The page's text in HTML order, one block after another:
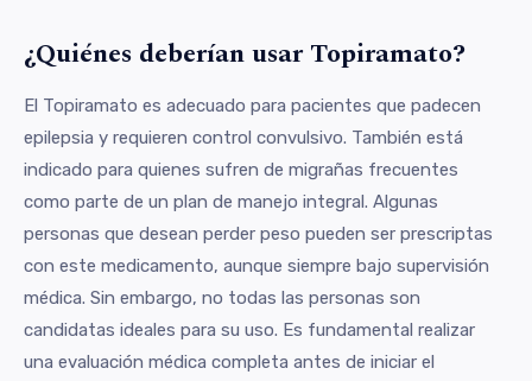
¿Quiénes deberían usar Topiramato?
El Topiramato es adecuado para pacientes que padecen
epilepsia y requieren control convulsivo. También está
indicado para quienes sufren de migrañas frecuentes
como parte de un plan de manejo integral. Algunas
personas que desean perder peso pueden ser prescriptas
con este medicamento, aunque siempre bajo supervisión
médica. Sin embargo, no todas las personas son
candidatas ideales para su uso. Es fundamental realizar
una evaluación médica completa antes de iniciar el